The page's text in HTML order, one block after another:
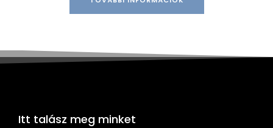
Itt talász meg minket